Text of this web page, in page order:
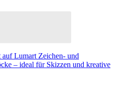
auf Lumart Zeichen- und
– ideal für Skizzen und kreative